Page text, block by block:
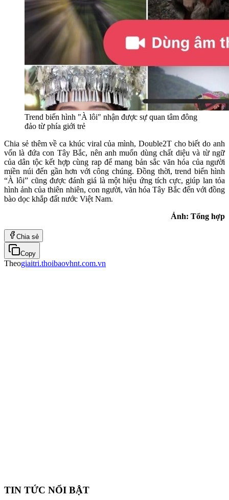
Trend biến hình "À lôi" nhận được sự quan tâm đông
đảo từ phía giới trẻ
Chia sẻ thêm về ca khúc viral của mình, Double2T cho biết do anh
vốn là đứa con Tây Bắc, nên anh muốn dùng chất diệu và từ ngữ
của dân tộc kết hợp cùng rap để mang bản sắc văn hóa của người
miền núi đến gần hơn với công chúng. Đồng thời, trend biến hình
“À lôi” cũng được đánh giá là một hiệu ứng tích cực, giúp lan tỏa
hình ảnh của thiên nhiên, con người, văn hóa Tây Bắc đến với đồng
bào dọc khắp đất nước Việt Nam.
Ảnh: Tổng hợp
Chia sẻ
Copy
Theogiaitri.thoibaovhnt.com.vn
TIN TỨC NỔI BẬT